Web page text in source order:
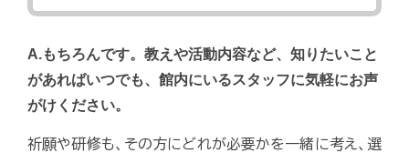
A.もちろんです。教えや活動内容など、知りたいこと
があればいつでも、館内にいるスタッフに気軽にお声
がけください。
祈願や研修も、その方にどれが必要かを一緒に考え、選